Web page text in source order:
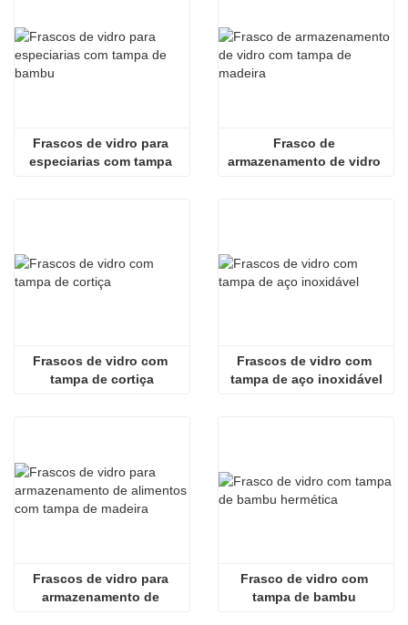
Frascos de vidro para
especiarias com tampa
Frasco de
armazenamento de vidro
Frascos de vidro com
tampa de cortiça
Frascos de vidro com
tampa de aço inoxidável
Frascos de vidro para
armazenamento de
Frasco de vidro com
tampa de bambu